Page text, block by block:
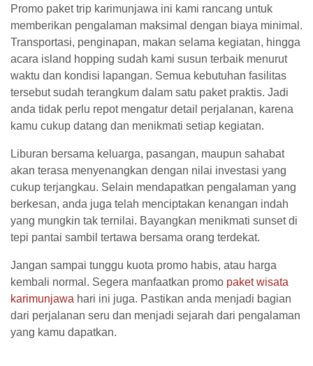
Promo paket trip karimunjawa ini kami rancang untuk
memberikan pengalaman maksimal dengan biaya minimal.
Transportasi, penginapan, makan selama kegiatan, hingga
acara island hopping sudah kami susun terbaik menurut
waktu dan kondisi lapangan. Semua kebutuhan fasilitas
tersebut sudah terangkum dalam satu paket praktis. Jadi
anda tidak perlu repot mengatur detail perjalanan, karena
kamu cukup datang dan menikmati setiap kegiatan.
Liburan bersama keluarga, pasangan, maupun sahabat
akan terasa menyenangkan dengan nilai investasi yang
cukup terjangkau. Selain mendapatkan pengalaman yang
berkesan, anda juga telah menciptakan kenangan indah
yang mungkin tak ternilai. Bayangkan menikmati sunset di
tepi pantai sambil tertawa bersama orang terdekat.
Jangan sampai tunggu kuota promo habis, atau harga
kembali normal. Segera manfaatkan promo paket wisata
karimunjawa hari ini juga. Pastikan anda menjadi bagian
dari perjalanan seru dan menjadi sejarah dari pengalaman
yang kamu dapatkan.